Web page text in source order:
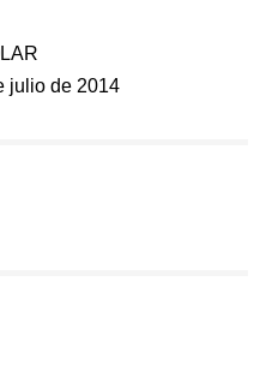
julio de 2014